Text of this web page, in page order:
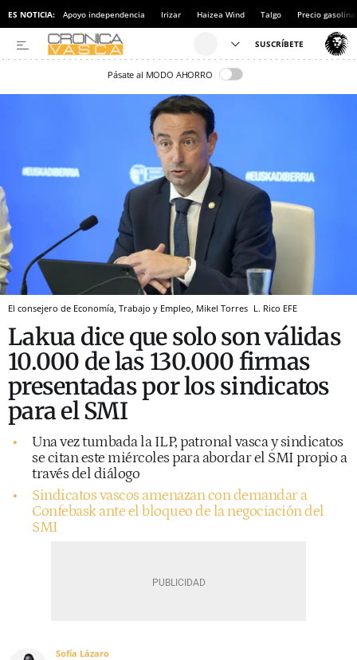
ES NOTICIA: Apoyo independencia Irizar Haizea Wind Talgo Precio gasolina
Pásate al MODO AHORRO
El consejero de Economía, Trabajo y Empleo, Mikel Torres L. Rico EFE
Lakua dice que solo son válidas
10.000 de las 130.000 firmas
presentadas por los sindicatos
para el SMI
Una vez tumbada la ILP, patronal vasca y sindicatos
se citan este miércoles para abordar el SMI propio a
través del diálogo
Sindicatos vascos amenazan con demandar a
Confebask ante el bloqueo de la negociación del
SMI
Sofía Lázaro